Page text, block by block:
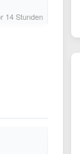
14 Stunden